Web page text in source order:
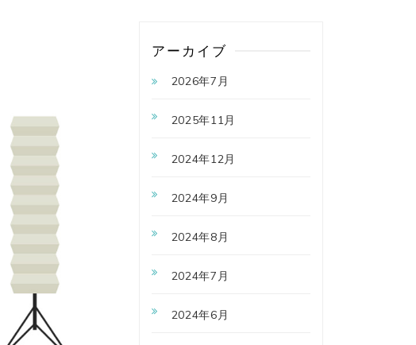
アーカイブ
2026年7月
2025年11月
2024年12月
2024年9月
2024年8月
2024年7月
2024年6月